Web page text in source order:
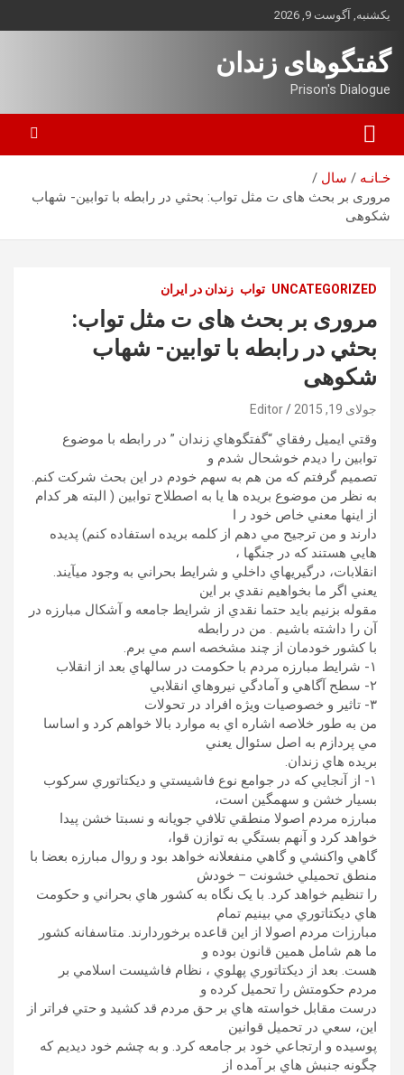
بروید
یکشنبه, آگوست 9, 2026
گفتگوهای زندان
Prison's Dialogue
خـانـه
سال
مروری بر بحث های ت مثل تواب: بحثي در رابطه با توابين- شهاب
شکوهی
UNCATEGORIZED تواب زندان در ایران
مروری بر بحث های ت مثل تواب:
بحثي در رابطه با توابين- شهاب
شکوهی
جولای 19, 2015 Editor
وقتي ايميل رفقاي “گفتگوهاي زندان ” در رابطه با موضوع
توابين را ديدم خوشحال شدم و
تصميم گرفتم که من هم به سهم خودم در اين بحث شرکت کنم.
به نظر من موضوع بريده ها يا به اصطلاح توابين ( البته هر کدام
از اينها معني خاص خود ر ا
دارند و من ترجيح مي دهم از کلمه بريده استفاده کنم) پديده
هايي هستند که در جنگها ،
انقلابات، درگيريهاي داخلي و شرايط بحراني به وجود ميآيند.
يعني اگر ما بخواهيم نقدي بر اين
مقوله بزنيم بايد حتما نقدي از شرايط جامعه و آشکال مبارزه در
آن را داشته باشيم . من در رابطه
با کشور خودمان از چند مشخصه اسم مي برم.
۱- شرايط مبارزه مردم با حکومت در سالهاي بعد از انقلاب
۲- سطح آگاهي و آمادگي نيروهاي انقلابي
۳- تاثير و خصوصيات ويژه افراد در تحولات
من به طور خلاصه اشاره اي به موارد بالا خواهم کرد و اساسا
مي پردازم به اصل سئوال يعني
بريده هاي زندان.
۱- از آنجايي که در جوامع نوع فاشيستي و ديکتاتوري سرکوب
بسيار خشن و سهمگين است،
مبارزه مردم اصولا منطقي تلافي جويانه و نسبتا خشن پيدا
خواهد کرد و آنهم بستگي به توازن قوا،
گاهي واکنشي و گاهي منفعلانه خواهد بود و روال مبارزه بعضا با
منطق تحميلي خشونت – خودش
را تنظيم خواهد کرد. با يک نگاه به کشور هاي بحراني و حکومت
هاي ديکتاتوري مي بينيم تمام
مبارزات مردم اصولا از اين قاعده برخوردارند. متاسفانه کشور
ما هم شامل همين قانون بوده و
هست. بعد از ديکتاتوري پهلوي ، نظام فاشيست اسلامي بر
مردم حکومتش را تحميل کرده و
درست مقابل خواسته هاي بر حق مردم قد کشيد و حتي فراتر از
اين، سعي در تحميل قوانين
پوسيده و ارتجاعي خود بر جامعه کرد. و به چشم خود ديديم که
چگونه جنبش هاي بر آمده از